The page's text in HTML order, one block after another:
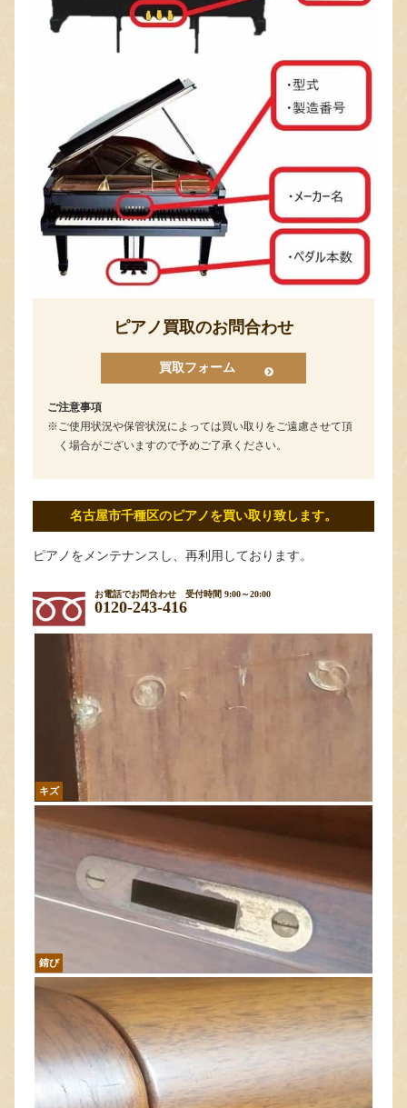
ピアノ買取のお問合わせ
買取フォーム
ご注意事項
ご使用状況や保管状況によっては買い取りをご遠慮させて頂
く場合がございますので予めご了承ください。
名古屋市千種区のピアノを買い取り致します。
ピアノをメンテナンスし、再利用しております。
お電話でお問合わせ 受付時間 9:00～20:00
0120-243-416
キズ
錆び